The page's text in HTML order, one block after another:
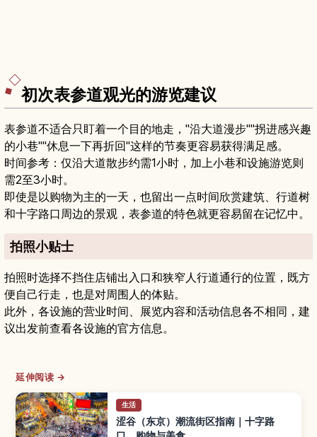
初次表参道观光的游览建议
表参道不适合只盯着一个目的地走，"沿大道漫步""拐进感兴趣
的小巷""休息一下再折回"这样的节奏更容易获得满足感。
时间参考：仅沿大道散步约需1小时，加上小巷和设施游览则
需2至3小时。
即使是以购物为主的一天，也留出一点时间欣赏建筑、行道树
和十字路口周边的景观，表参道的特色就更容易留在记忆中。
拍照小贴士
拍照时选择不挡住店铺出入口和狭窄人行道通行的位置，既方
便自己行走，也是对周围人的体贴。
此外，各设施的营业时间、展览内容和活动信息各不相同，建
议出发前查看各设施的官方信息。
延伸阅读 →
生活
涩谷（东京）潮流街区指南｜十字路